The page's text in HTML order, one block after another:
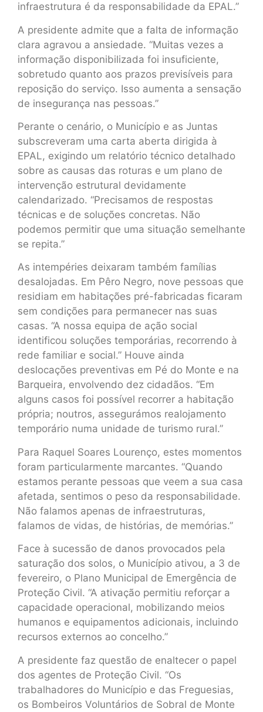
infraestrutura é da responsabilidade da EPAL.”
A presidente admite que a falta de informação
clara agravou a ansiedade. “Muitas vezes a
informação disponibilizada foi insuficiente,
sobretudo quanto aos prazos previsíveis para
reposição do serviço. Isso aumenta a sensação
de insegurança nas pessoas.”
Perante o cenário, o Município e as Juntas
subscreveram uma carta aberta dirigida à
EPAL, exigindo um relatório técnico detalhado
sobre as causas das roturas e um plano de
intervenção estrutural devidamente
calendarizado. “Precisamos de respostas
técnicas e de soluções concretas. Não
podemos permitir que uma situação semelhante
se repita.”
As intempéries deixaram também famílias
desalojadas. Em Pêro Negro, nove pessoas que
residiam em habitações pré-fabricadas ficaram
sem condições para permanecer nas suas
casas. “A nossa equipa de ação social
identificou soluções temporárias, recorrendo à
rede familiar e social.” Houve ainda
deslocações preventivas em Pé do Monte e na
Barqueira, envolvendo dez cidadãos. “Em
alguns casos foi possível recorrer a habitação
própria; noutros, assegurámos realojamento
temporário numa unidade de turismo rural.”
Para Raquel Soares Lourenço, estes momentos
foram particularmente marcantes. “Quando
estamos perante pessoas que veem a sua casa
afetada, sentimos o peso da responsabilidade.
Não falamos apenas de infraestruturas,
falamos de vidas, de histórias, de memórias.”
Face à sucessão de danos provocados pela
saturação dos solos, o Município ativou, a 3 de
fevereiro, o Plano Municipal de Emergência de
Proteção Civil. “A ativação permitiu reforçar a
capacidade operacional, mobilizando meios
humanos e equipamentos adicionais, incluindo
recursos externos ao concelho.”
A presidente faz questão de enaltecer o papel
dos agentes de Proteção Civil. “Os
trabalhadores do Município e das Freguesias,
os Bombeiros Voluntários de Sobral de Monte